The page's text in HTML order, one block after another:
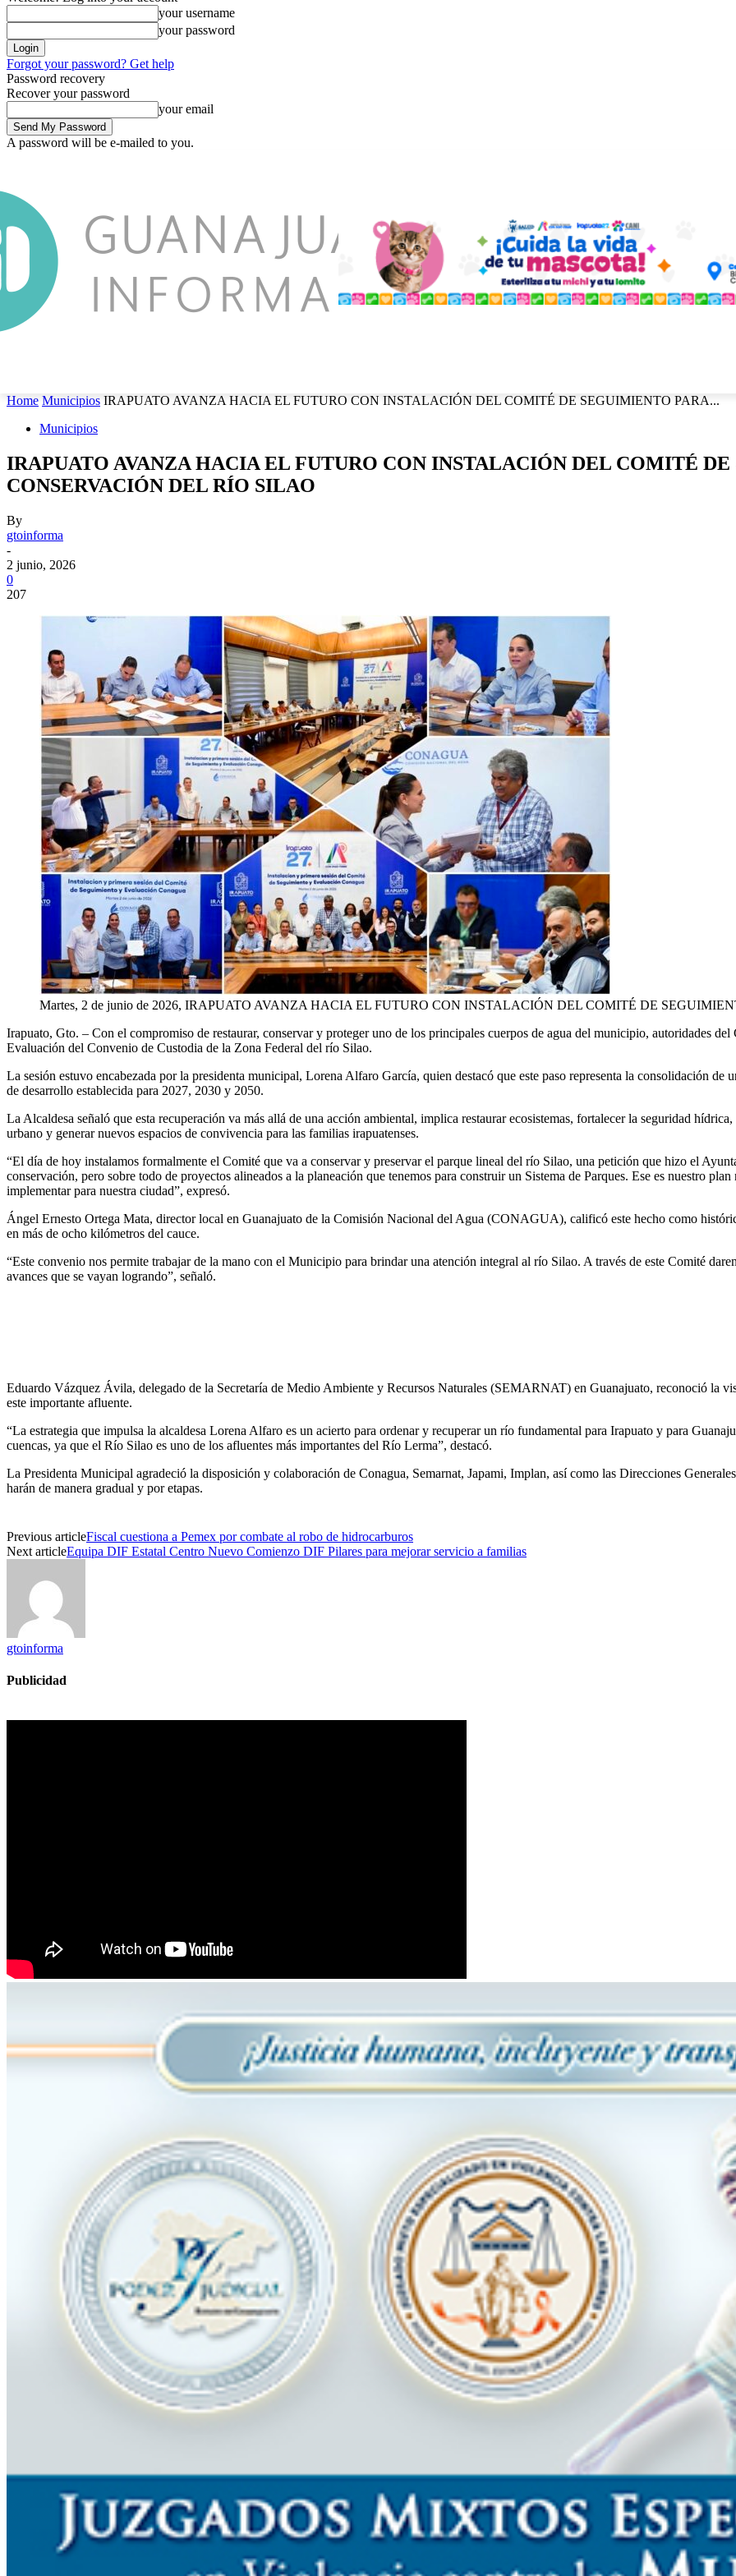
your username
your password
Forgot your password? Get help
Password recovery
Recover your password
your email
A password will be e-mailed to you.
Home Municipios IRAPUATO AVANZA HACIA EL FUTURO CON INSTALACIÓN DEL COMITÉ DE SEGUIMIENTO PARA...
Municipios
IRAPUATO AVANZA HACIA EL FUTURO CON INSTALACIÓN DEL COMITÉ
CONSERVACIÓN DEL RÍO SILAO
By
gtoinforma
-
2 junio, 2026
0
207
Martes, 2 de junio de 2026, IRAPUATO AVANZA HACIA EL FUTURO CON INSTALACIÓN DEL COMITÉ DE
Irapuato, Gto. – Con el compromiso de restaurar, conservar y proteger uno de los principales cuerpos de agua del municipio, autoridades
Evaluación del Convenio de Custodia de la Zona Federal del río Silao.
La sesión estuvo encabezada por la presidenta municipal, Lorena Alfaro García, quien destacó que este paso representa la consolidación
de desarrollo establecida para 2027, 2030 y 2050.
La Alcaldesa señaló que esta recuperación va más allá de una acción ambiental, implica restaurar ecosistemas, fortalecer la seguridad
urbano y generar nuevos espacios de convivencia para las familias irapuatenses.
“El día de hoy instalamos formalmente el Comité que va a conservar y preservar el parque lineal del río Silao, una petición que hizo el
conservación, pero sobre todo de proyectos alineados a la planeación que tenemos para construir un Sistema de Parques. Ese es nuestro
implementar para nuestra ciudad”, expresó.
Ángel Ernesto Ortega Mata, director local en Guanajuato de la Comisión Nacional del Agua (CONAGUA), calificó este hecho como
en más de ocho kilómetros del cauce.
“Este convenio nos permite trabajar de la mano con el Municipio para brindar una atención integral al río Silao. A través de este Comité
avances que se vayan logrando”, señaló.
Eduardo Vázquez Ávila, delegado de la Secretaría de Medio Ambiente y Recursos Naturales (SEMARNAT) en Guanajuato, reconoció la
este importante afluente.
“La estrategia que impulsa la alcaldesa Lorena Alfaro es un acierto para ordenar y recuperar un río fundamental para Irapuato y para
cuencas, ya que el Río Silao es uno de los afluentes más importantes del Río Lerma”, destacó.
La Presidenta Municipal agradeció la disposición y colaboración de Conagua, Semarnat, Japami, Implan, así como las Direcciones
harán de manera gradual y por etapas.
Previous articleFiscal cuestiona a Pemex por combate al robo de hidrocarburos
Next articleEquipa DIF Estatal Centro Nuevo Comienzo DIF Pilares para mejorar servicio a familias
gtoinforma
Publicidad